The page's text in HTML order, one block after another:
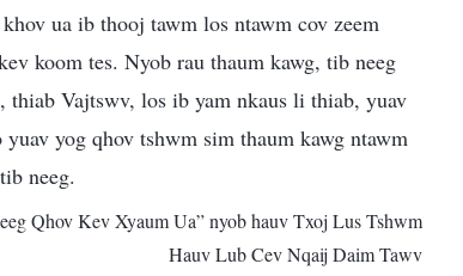
ua ib thooj tawm los ntawm cov zeem
koom tes. Nyob rau thaum kawg, tib neeg
thiab Vajtswv, los ib yam nkaus li thiab, yuav
yog qhov tshwm sim thaum kawg ntawm
neeg.
Qhov Kev Xyaum Ua” nyob hauv Txoj Lus Tshwm
Hauv Lub Cev Nqaij Daim Tawv